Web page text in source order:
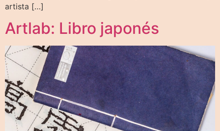
artista […]
Artlab: Libro japonés